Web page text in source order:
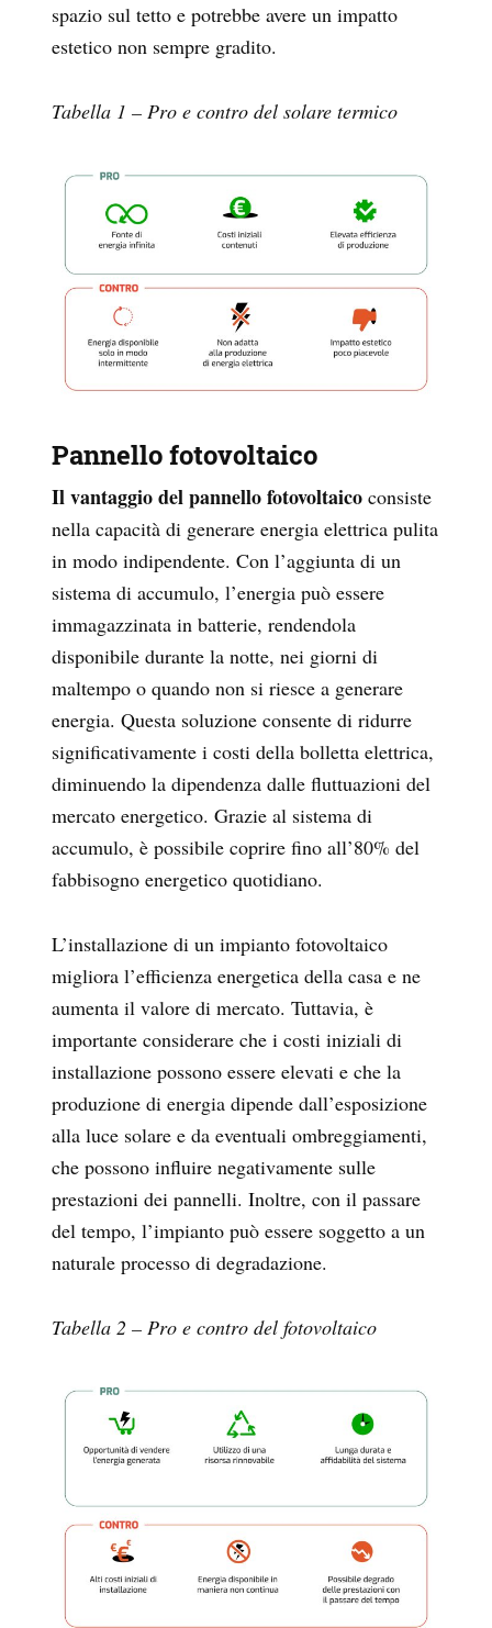
spazio sul tetto e potrebbe avere un impatto
estetico non sempre gradito.
Tabella 1 – Pro e contro del solare termico
Pannello fotovoltaico
Il vantaggio del pannello fotovoltaico consiste
nella capacità di generare energia elettrica pulita
in modo indipendente. Con l’aggiunta di un
sistema di accumulo, l’energia può essere
immagazzinata in batterie, rendendola
disponibile durante la notte, nei giorni di
maltempo o quando non si riesce a generare
energia. Questa soluzione consente di ridurre
significativamente i costi della bolletta elettrica,
diminuendo la dipendenza dalle fluttuazioni del
mercato energetico. Grazie al sistema di
accumulo, è possibile coprire fino all’80% del
fabbisogno energetico quotidiano.
L’installazione di un impianto fotovoltaico
migliora l’efficienza energetica della casa e ne
aumenta il valore di mercato. Tuttavia, è
importante considerare che i costi iniziali di
installazione possono essere elevati e che la
produzione di energia dipende dall’esposizione
alla luce solare e da eventuali ombreggiamenti,
che possono influire negativamente sulle
prestazioni dei pannelli. Inoltre, con il passare
del tempo, l’impianto può essere soggetto a un
naturale processo di degradazione.
Tabella 2 – Pro e contro del fotovoltaico